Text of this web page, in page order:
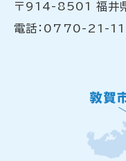
〒914-8501 福井
電話：0770-21-